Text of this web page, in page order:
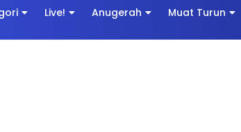
Live! Anugerah Muat Turun